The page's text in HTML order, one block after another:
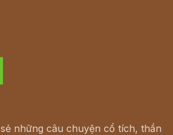
những câu chuyện cổ tích, thần